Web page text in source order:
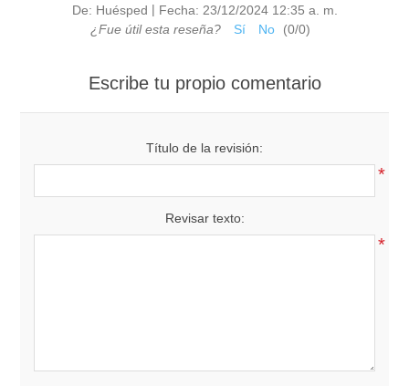
De: Huésped | Fecha: 23/12/2024 12:35 a. m.
¿Fue útil esta reseña?
Sí No (0/0)
Escribe tu propio comentario
Título de la revisión:
*
Revisar texto:
*